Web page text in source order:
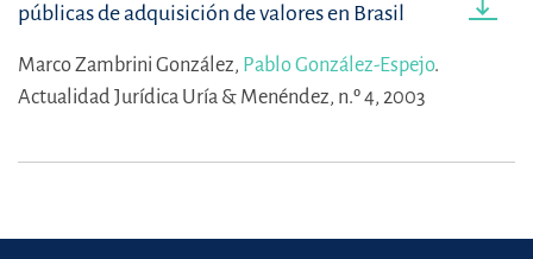
públicas de adquisición de valores en Brasil
Marco Zambrini González, Pablo González-Espejo.
Actualidad Jurídica Uría & Menéndez, n.º 4, 2003